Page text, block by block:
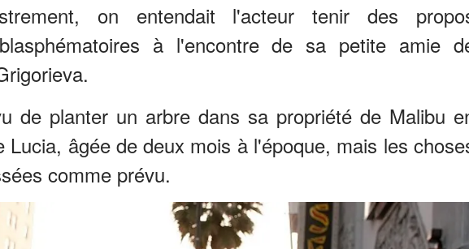
on entendait l'acteur tenir des
à l'encontre de sa petite amie
de planter un arbre dans sa propriété de Malibu
Lucia, âgée de deux mois à l'époque, mais les
comme prévu.